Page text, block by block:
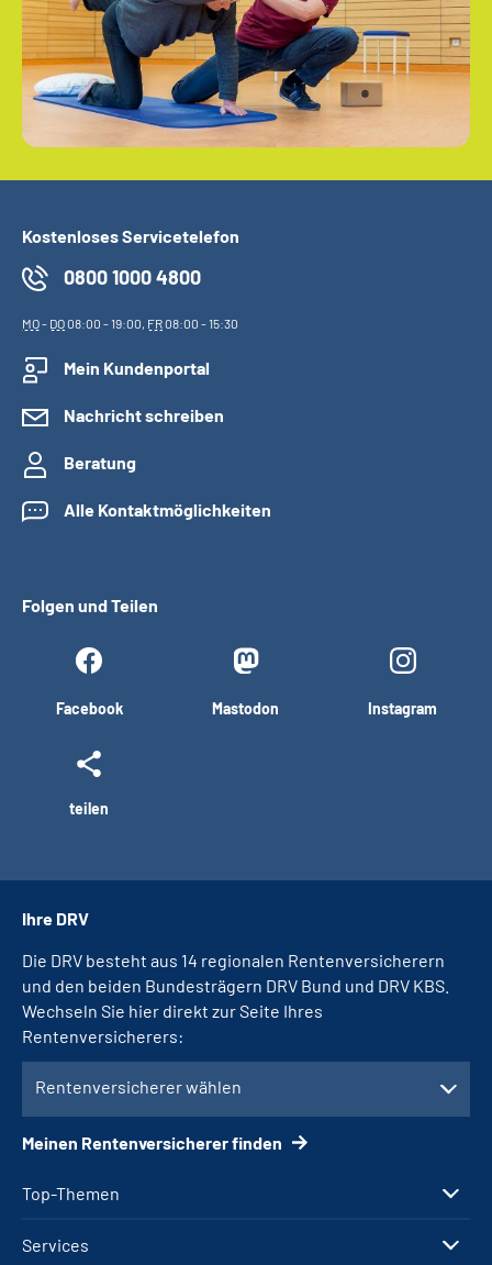
Kostenloses Servicetelefon
0800 1000 4800
MO- DO08:00 - 19:00, FR08:00 - 15:30
Mein Kundenportal
Nachricht schreiben
Beratung
Alle Kontaktmöglichkeiten
Folgen und Teilen
Facebook Mastodon Instagram
teilen
Top-Themen
Services
Ihre DRV
Die DRV besteht aus 14 regionalen Rentenversicherern
und den beiden Bundesträgern DRV Bund und DRV KBS.
Wechseln Sie hier direkt zur Seite Ihres
Rentenversicherers:
Rentenversicherer wählen
Meinen Rentenversicherer finden